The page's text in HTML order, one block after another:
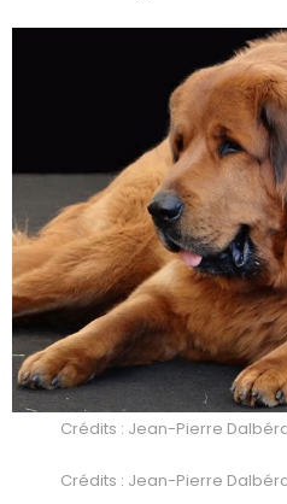
Crédits : Jean-Pierre
Crédits : Jean-Pierre